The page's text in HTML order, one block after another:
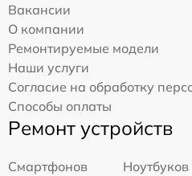
Вакансии
О компании
Ремонтируемые модели
Наши услуги
Согласие на обработку
Способы оплаты
Ремонт устройств
Смартфонов
Ноутбуков